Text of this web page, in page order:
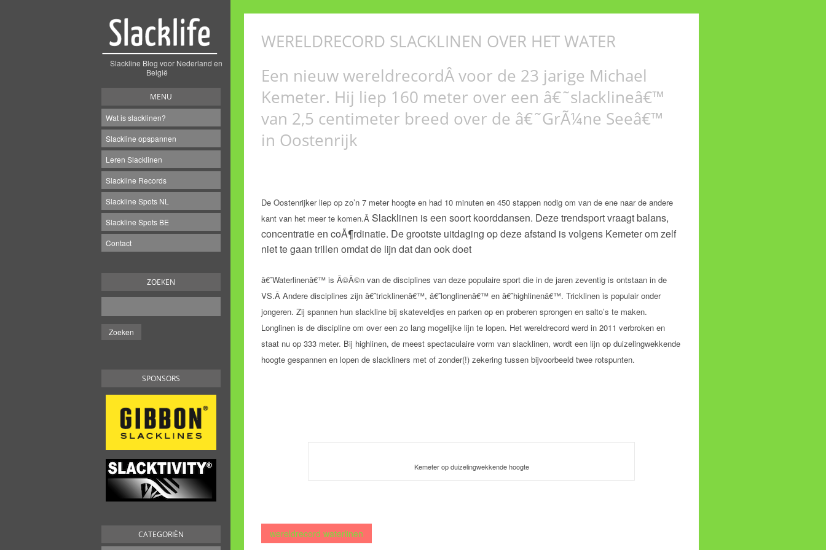
Slackline Blog voor Nederland en
België
MENU
Wat is slacklinen?
Slackline opspannen
Leren Slacklinen
Slackline Records
Slackline Spots NL
Slackline Spots BE
Contact
ZOEKEN
SPONSORS
CATEGORIËN
WERELDRECORD SLACKLINEN OVER HET WATER
Een nieuw wereldrecordÂ voor de 23 jarige Michael
Kemeter. Hij liep 160 meter over een â€˜slacklineâ€™
van 2,5 centimeter breed over de â€˜GrÃ¼ne Seeâ€™
in Oostenrijk
De Oostenrijker liep op zo’n 7 meter hoogte en had 10 minuten en 450 stappen nodig om van de ene naar de andere
kant van het meer te komen.Â Slacklinen is een soort koorddansen. Deze trendsport vraagt balans,
concentratie en coÃ¶rdinatie. De grootste uitdaging op deze afstand is volgens Kemeter om zelf
niet te gaan trillen omdat de lijn dat dan ook doet
â€˜Waterlinenâ€™ is Ã©Ã©n van de disciplines van deze populaire sport die in de jaren zeventig is ontstaan in de
VS.Â Andere disciplines zijn â€˜tricklinenâ€™, â€˜longlinenâ€™ en â€˜highlinenâ€™. Tricklinen is populair onder
jongeren. Zij spannen hun slackline bij skateveldjes en parken op en proberen sprongen en salto’s te maken.
Longlinen is de discipline om over een zo lang mogelijke lijn te lopen. Het wereldrecord werd in 2011 verbroken en
staat nu op 333 meter. Bij highlinen, de meest spectaculaire vorm van slacklinen, wordt een lijn op duizelingwekkende
hoogte gespannen en lopen de slackliners met of zonder(!) zekering tussen bijvoorbeeld twee rotspunten.
Kemeter op duizelingwekkende hoogte
wereldrecord waterlinen